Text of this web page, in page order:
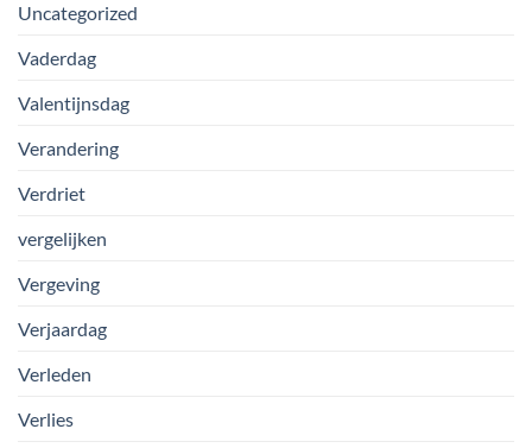
Uncategorized
Vaderdag
Valentijnsdag
Verandering
Verdriet
vergelijken
Vergeving
Verjaardag
Verleden
Verlies